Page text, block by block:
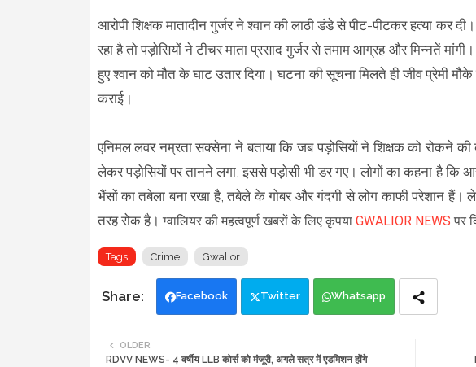
आरोपी शिक्षक मातादीन गुर्जर ने श्वान की लाठी डंडे से पीट-पीटकर हत्या कर
रहा है तो पड़ोसियों ने टीचर माता प्रसाद गुर्जर से तमाम आग्रह और मिन्नतें
हुए श्वान को मौत के घाट उतार दिया। घटना की सूचना मिलते ही जीव प्रेमी
कराई।
एनिमल लवर नम्रता सक्सेना ने बताया कि जब पड़ोसियों ने शिक्षक को रोकने
लेकर पड़ोसियों पर तानने लगा, इससे पड़ोसी भी डर गए। लोगों का कहना है
भैंसों का तबेला बना रखा है, तबेले के गोबर और गंदगी से लोग काफी परेशान हैं।
तरह रोक है। ग्वालियर की महत्वपूर्ण खबरों के लिए कृपया GWALIOR NEWS पर
Tags Crime Gwalior
Facebook Twitter Whatsapp
OLDER
RDVV NEWS- 4 वर्षीय LLB कोर्स को मंजूरी, अगले सत्र में एडमिशन होंगे